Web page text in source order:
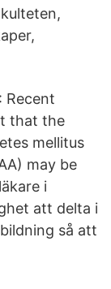
Recent
that the
mellitus
may be
i
att delta i
så att